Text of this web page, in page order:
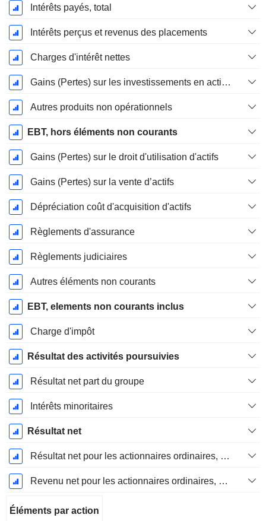
Intérêts payés, total
Intérêts perçus et revenus des placements
Charges d'intérêt nettes
Gains (Pertes) sur les investissements en actions
Autres produits non opérationnels
EBT, hors éléments non courants
Gains (Pertes) sur le droit d'utilisation d'actifs
Gains (Pertes) sur la vente d’actifs
Dépréciation coût d'acquisition d'actifs
Règlements d'assurance
Règlements judiciaires
Autres éléments non courants
EBT, elements non courants inclus
Charge d'impôt
Résultat des activités poursuivies
Résultat net part du groupe
Intérêts minoritaires
Résultat net
Résultat net pour les actionnaires ordinaires, éléments exceptionnels inclus.
Revenu net pour les actionnaires ordinaires, hors éléments exceptionnelsRésultat net pour les actionnaires ordinaires, éléments exceptionnels exclus.
Éléments par action